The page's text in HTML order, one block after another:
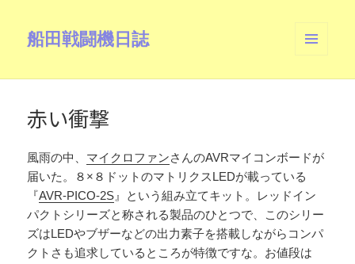
船田戦闘機日誌
ーとウ
赤い衝撃
風雨の中、 マイクロファンさんのAVRマイコンボードが
届いた。８×８ドットのマトリクスLEDが載っている
『AVR-PICO-2S 』という組み立てキット。レッドイン
パクトシリーズと称される製品のひとつで、このシリー
ズはLEDやブザーなどの出力素子を搭載しながらコンパ
クトさも追求しているところが特徴ですな。お値段は